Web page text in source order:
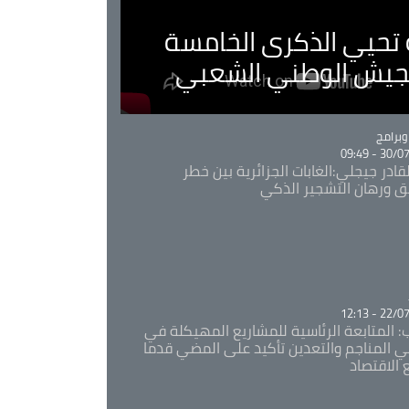
تحيي الذكرى الخامسة
الوطني الشعبي
30/07/
جيجلي:الغابات الجزائرية بين خطر
ورهان التشجير الذكي
22/07/
المتابعة الرئاسية للمشاريع المهيكلة في
المناجم والتعدين تأكيد على المضي قدما
الاقتصاد